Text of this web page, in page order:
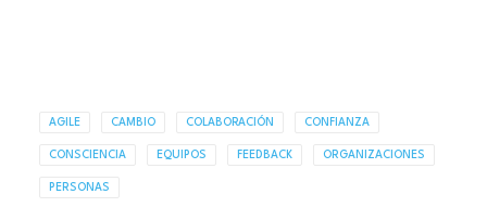
AGILE CAMBIO COLABORACIÓN CONFIANZA
CONSCIENCIA EQUIPOS FEEDBACK ORGANIZACIONES
PERSONAS